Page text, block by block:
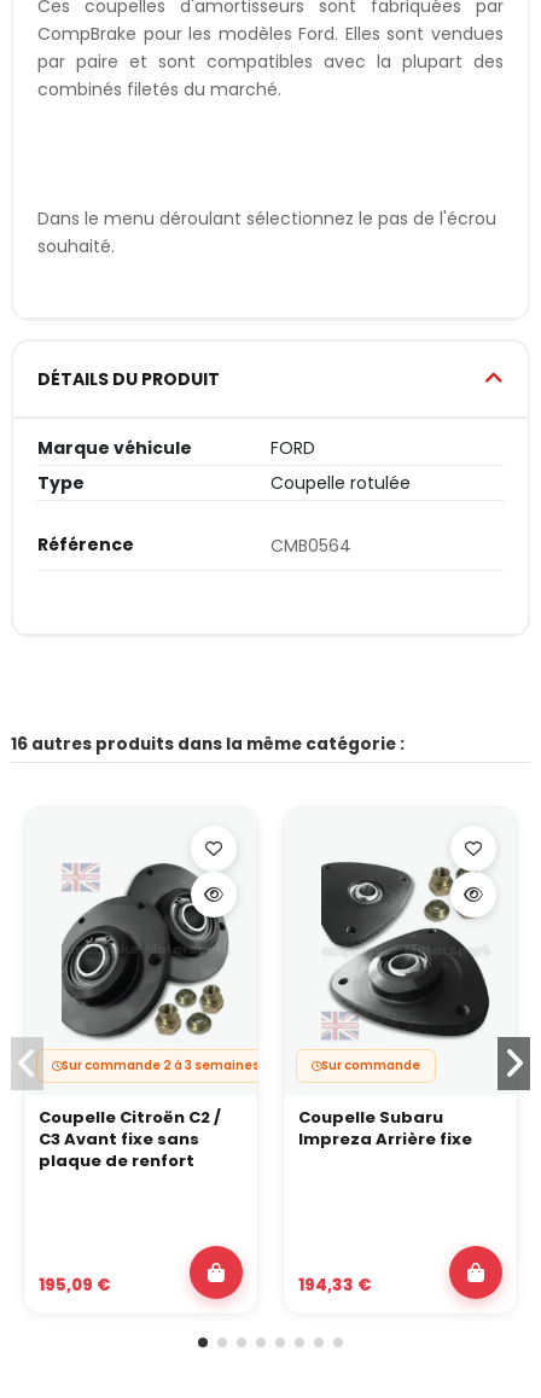
Ces coupelles d'amortisseurs sont fabriquées par
CompBrake pour les modèles Ford. Elles sont vendues
par paire et sont compatibles avec la plupart des
combinés filetés du marché.
Dans le menu déroulant sélectionnez le pas de l'écrou
souhaité.
DÉTAILS DU PRODUIT
Marque véhicule
FORD
Type
Coupelle rotulée
Référence CMB0564
16 autres produits dans la même catégorie :
Sur commande 2 à 3 semaines
Coupelle Citroën C2 /
C3 Avant fixe sans
plaque de renfort
195,09 €
Sur commande
Coupelle Subaru
Impreza Arrière fixe
194,33 €